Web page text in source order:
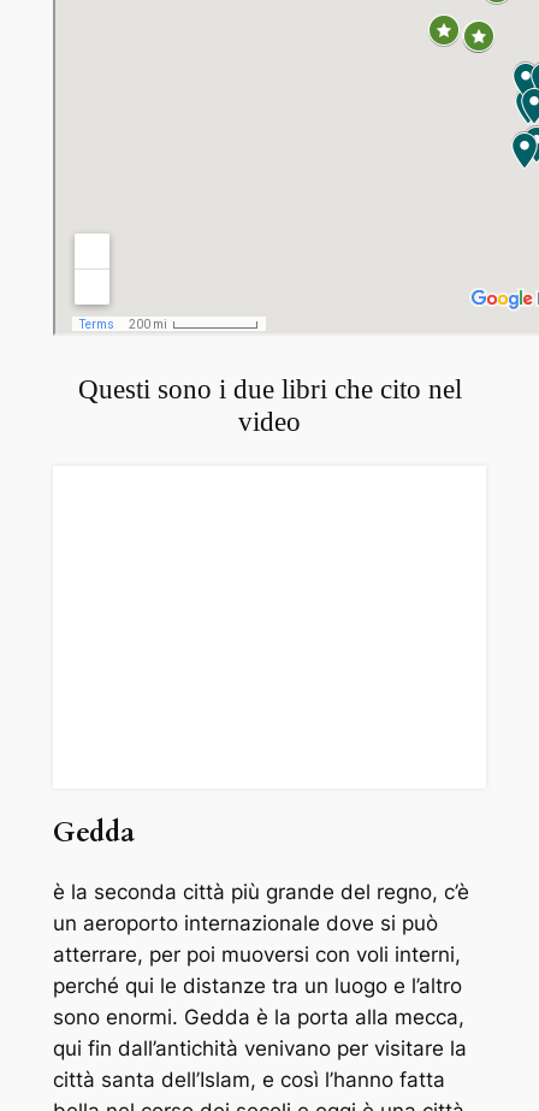
Questi sono i due libri che cito nel
video
Gedda
è la seconda città più grande del regno, c’è
un aeroporto internazionale dove si può
atterrare, per poi muoversi con voli interni,
perché qui le distanze tra un luogo e l’altro
sono enormi. Gedda è la porta alla mecca,
qui fin dall’antichità venivano per visitare la
città santa dell’Islam, e così l’hanno fatta